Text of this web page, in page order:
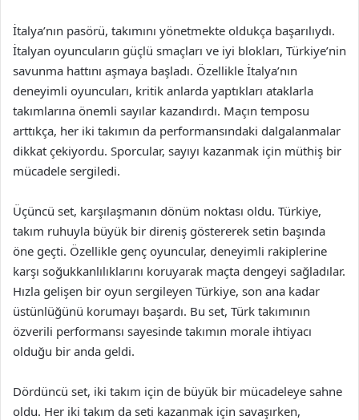
İtalya’nın pasörü, takımını yönetmekte oldukça başarılıydı.
İtalyan oyuncuların güçlü smaçları ve iyi blokları, Türkiye’nin
savunma hattını aşmaya başladı. Özellikle İtalya’nın
deneyimli oyuncuları, kritik anlarda yaptıkları ataklarla
takımlarına önemli sayılar kazandırdı. Maçın temposu
arttıkça, her iki takımın da performansındaki dalgalanmalar
dikkat çekiyordu. Sporcular, sayıyı kazanmak için müthiş bir
mücadele sergiledi.
Üçüncü set, karşılaşmanın dönüm noktası oldu. Türkiye,
takım ruhuyla büyük bir direniş göstererek setin başında
öne geçti. Özellikle genç oyuncular, deneyimli rakiplerine
karşı soğukkanlılıklarını koruyarak maçta dengeyi sağladılar.
Hızla gelişen bir oyun sergileyen Türkiye, son ana kadar
üstünlüğünü korumayı başardı. Bu set, Türk takımının
özverili performansı sayesinde takımın morale ihtiyacı
olduğu bir anda geldi.
Dördüncü set, iki takım için de büyük bir mücadeleye sahne
oldu. Her iki takım da seti kazanmak için savaşırken,